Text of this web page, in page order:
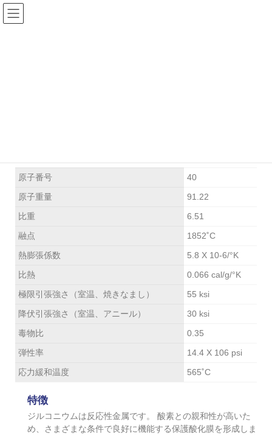
原子番号
40
原子重量
91.22
比重
6.51
融点
1852˚C
熱膨張係数
5.8 X 10-6/°K
比熱
0.066 cal/g/°K
極限引張強さ（室温、焼きなまし）
55 ksi
降伏引張強さ（室温、アニール）
30 ksi
毒物比
0.35
弾性率
14.4 X 106 psi
応力緩和温度
565˚C
特徴
ジルコニウムは反応性金属です。 酸素との親和性が高いた
め、さまざまな条件で良好に機能する保護酸化膜を形成しま